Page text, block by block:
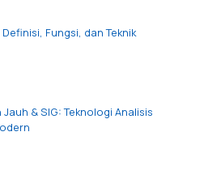
Definisi, Fungsi, dan Teknik
& SIG: Teknologi Analisis